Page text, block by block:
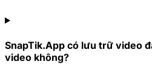
SnapTik.App có lưu trữ video
video không?